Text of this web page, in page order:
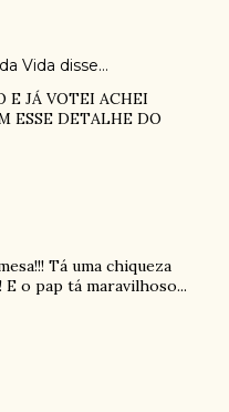
Vida disse…
E JÁ VOTEI ACHEI
ESSE DETALHE DO
Tá uma chiqueza
E o pap tá maravilhoso...